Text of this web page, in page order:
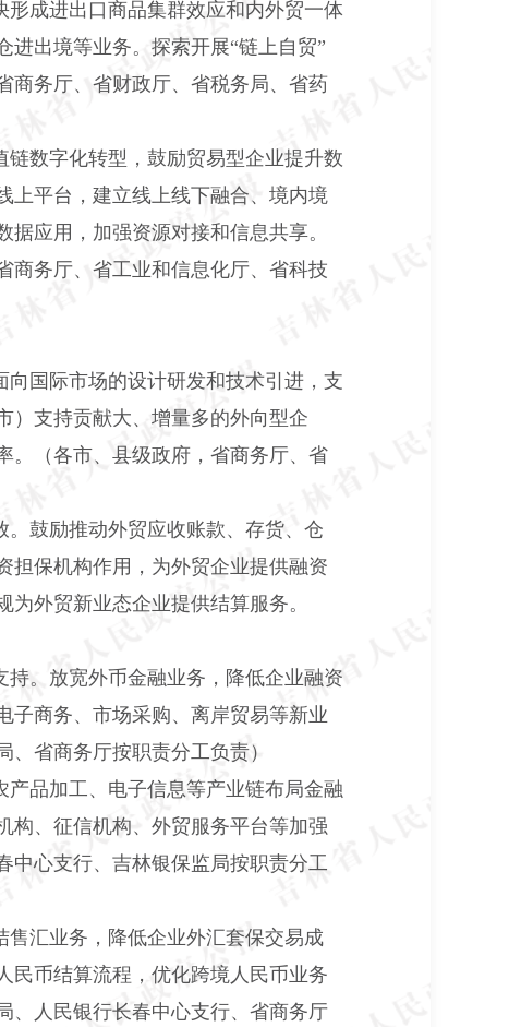
形成进出口商品集群效应和内外贸一体
出境等业务。探索开展“链上自贸”
商务厅、省财政厅、省税务局、省药
链数字化转型，鼓励贸易型企业提升数
上平台，建立线上线下融合、境内境
应用，加强资源对接和信息共享。
商务厅、省工业和信息化厅、省科技
向国际市场的设计研发和技术引进，支
）支持贡献大、增量多的外向型企
。（各市、县级政府，省商务厅、省
。鼓励推动外贸应收账款、存货、仓
担保机构作用，为外贸企业提供融资
外贸新业态企业提供结算服务。
持。放宽外币金融业务，降低企业融资
子商务、市场采购、离岸贸易等新业
省商务厅按职责分工负责）
产品加工、电子信息等产业链布局金融
构、征信机构、外贸服务平台等加强
中心支行、吉林银保监局按职责分工
售汇业务，降低企业外汇套保交易成
民币结算流程，优化跨境人民币业务
、人民银行长春中心支行、省商务厅